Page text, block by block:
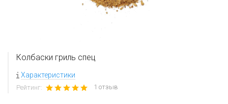
Колбаски гриль спец
Характеристики
Рейтинг: 1 отзыв